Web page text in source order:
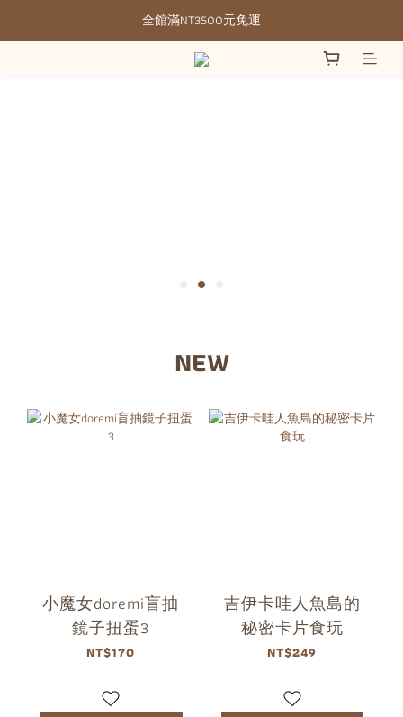
全館滿NT3500元免運
全館滿NT3500元免運
部分現貨＋預購20-30天不含假日
NEW
小魔女doremi盲抽
鏡子扭蛋3
NT$170
吉伊卡哇人魚島的
秘密卡片食玩
NT$249